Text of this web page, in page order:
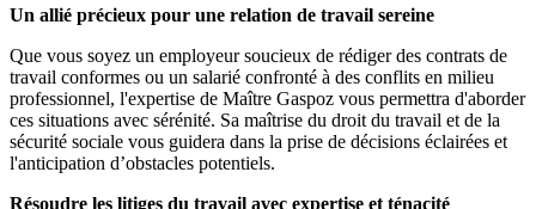
Un allié précieux pour une relation de travail sereine
Que vous soyez un employeur soucieux de rédiger des contrats de
travail conformes ou un salarié confronté à des conflits en milieu
professionnel, l'expertise de Maître Gaspoz vous permettra d'aborder
ces situations avec sérénité. Sa maîtrise du droit du travail et de la
sécurité sociale vous guidera dans la prise de décisions éclairées et
l'anticipation d’obstacles potentiels.
Résoudre les litiges du travail avec expertise et ténacité